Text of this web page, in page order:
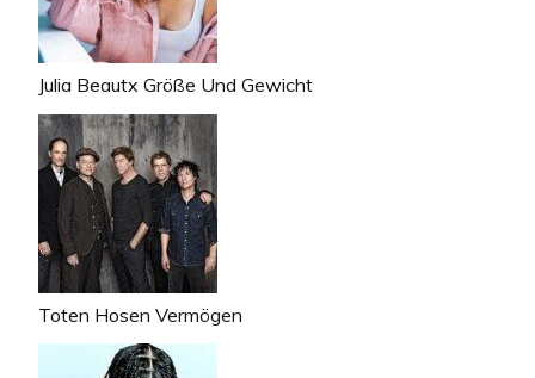
Julia Beautx Größe Und Gewicht
Toten Hosen Vermögen